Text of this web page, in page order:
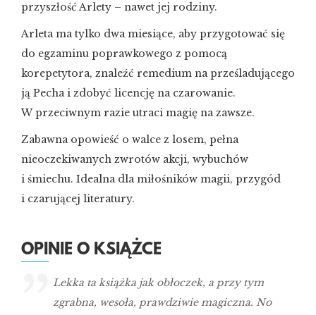
przyszłość Arlety – nawet jej rodziny.
Arleta ma tylko dwa miesiące, aby przygotować się
do egzaminu poprawkowego z pomocą
korepetytora, znaleźć remedium na prześladującego
ją Pecha i zdobyć licencję na czarowanie.
W przeciwnym razie utraci magię na zawsze.
Zabawna opowieść o walce z losem, pełna
nieoczekiwanych zwrotów akcji, wybuchów
i śmiechu. Idealna dla miłośników magii, przygód
i czarującej literatury.
OPINIE O KSIĄŻCE
Lekka ta książka jak obłoczek, a przy tym
zgrabna, wesoła, prawdziwie magiczna. No